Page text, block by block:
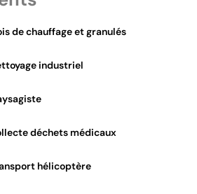
de chauffage et granulés
industriel
déchets médicaux
hélicoptère